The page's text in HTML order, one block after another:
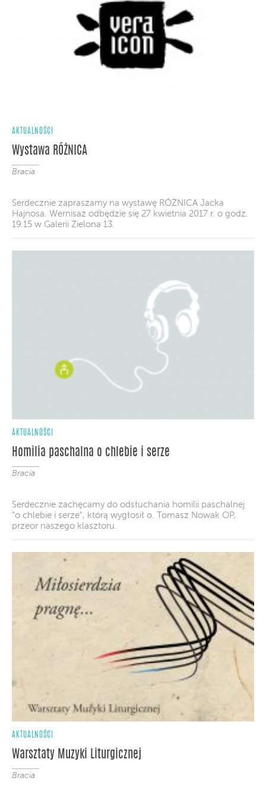
AKTUALNOŚCI
Wystawa RÓŻNICA
Bracia
Serdecznie zapraszamy na wystawę RÓŻNICA Jacka
Hajnosa. Wernisaż odbędzie się 27 kwietnia 2017 r. o godz.
19.15 w Galerii Zielona 13.
AKTUALNOŚCI
Homilia paschalna o chlebie i serze
Bracia
Serdecznie zachęcamy do odsłuchania homilii paschalnej
"o chlebie i serze", którą wygłosił o. Tomasz Nowak OP,
przeor naszego klasztoru.
AKTUALNOŚCI
Warsztaty Muzyki Liturgicznej
Bracia